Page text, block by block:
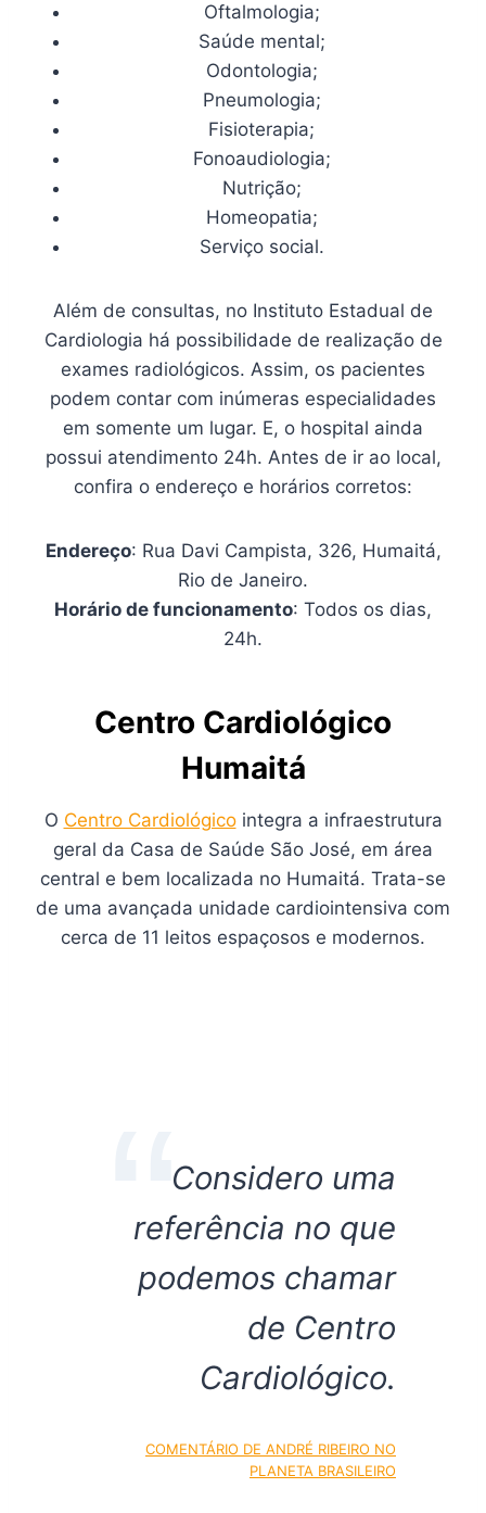
Oftalmologia;
Saúde mental;
Odontologia;
Pneumologia;
Fisioterapia;
Fonoaudiologia;
Nutrição;
Homeopatia;
Serviço social.
Além de consultas, no Instituto Estadual de
Cardiologia há possibilidade de realização de
exames radiológicos. Assim, os pacientes
podem contar com inúmeras especialidades
em somente um lugar. E, o hospital ainda
possui atendimento 24h. Antes de ir ao local,
confira o endereço e horários corretos:
Endereço: Rua Davi Campista, 326, Humaitá,
Rio de Janeiro.
Horário de funcionamento: Todos os dias,
24h.
Centro Cardiológico
Humaitá
O Centro Cardiológicointegra a infraestrutura
geral da Casa de Saúde São José, em área
central e bem localizada no Humaitá. Trata-se
de uma avançada unidade cardiointensiva com
cerca de 11 leitos espaçosos e modernos.
Considero uma
referência no que
podemos chamar
de Centro
Cardiológico.
COMENTÁRIO DE ANDRÉ RIBEIRO NO
PLANETA BRASILEIRO